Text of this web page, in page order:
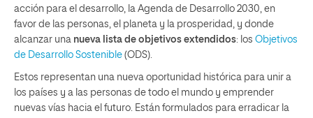
acción para el desarrollo, la Agenda de Desarrollo 2030, en
favor de las personas, el planeta y la prosperidad, y donde
alcanzar una nueva lista de objetivos extendidos: los Objetivos
de Desarrollo Sostenible (ODS).
Estos representan una nueva oportunidad histórica para unir a
los países y a las personas de todo el mundo y emprender
nuevas vías hacia el futuro. Están formulados para erradicar la